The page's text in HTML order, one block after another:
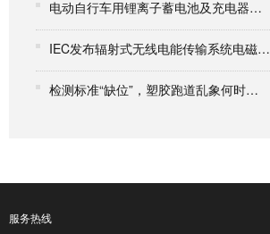
电动自行车用锂离子蓄电池及充电器被纳入3C认证管理
IEC发布辐射式无线电能传输系统电磁场的人体暴露评估程序标准
检测标准“缺位”，塑胶跑道乱象何时制止
服务热线